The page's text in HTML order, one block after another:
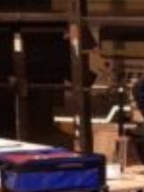
médicale de
médical de